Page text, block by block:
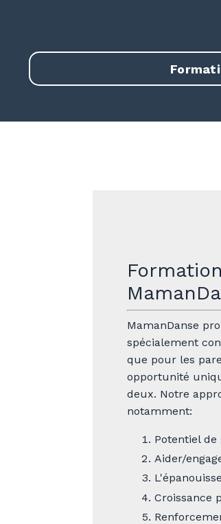
MamanDanse
spécialement
que pour les
opportunité
deux. Notre
notamment:
Potentiel de
Aider/
Croissance